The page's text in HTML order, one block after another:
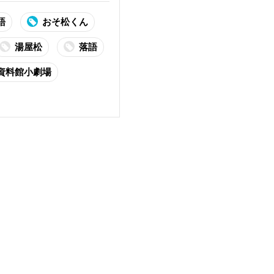
おそ松くん
湯屋松 落語
料館小劇場